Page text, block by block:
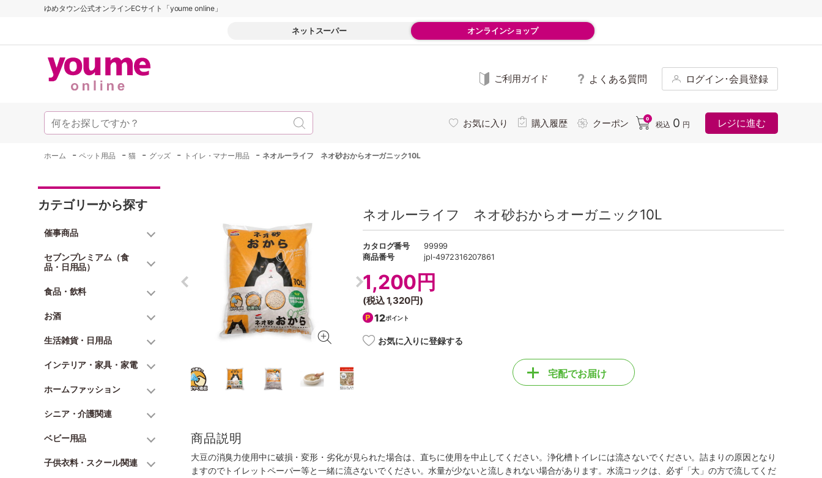
ゆめタウン公式オンラインECサイト「youme online」
ネットスーパー オンラインショップ
ご利用ガイド よくある質問 ログイン･会員登録
お気に入り 購入履歴 クーポン 0
税込 0 円 レジに進む
ホーム -ペット用品 -猫 - グッズ - トイレ・マナー用品 - ネオルーライフ ネオ砂おからオーガニック10L
カテゴリーから探す
催事商品
セブンプレミアム（食
品・日用品）
食品・飲料
お酒
生活雑貨・日用品
インテリア・家具・家電
ホームファッション
シニア・介護関連
ベビー用品
子供衣料・スクール関連
ネオルーライフ ネオ砂おからオーガニック10L
カタログ番号
99999
商品番号
jpl-4972316207861
1,200円
(税込1,320円)
12ポイント
お気に入りに登録する
宅配でお届け
商品説明
大豆の消臭力使用中に破損・変形・劣化が見られた場合は、直ちに使用を中止してください。浄化槽トイレには流さないでください。詰まりの原因となり
ますのでトイレットペーパー等と一緒に流さないでください。水量が少ないと流しきれない場合があります。水流コックは、必ず「大」の方で流してくだ